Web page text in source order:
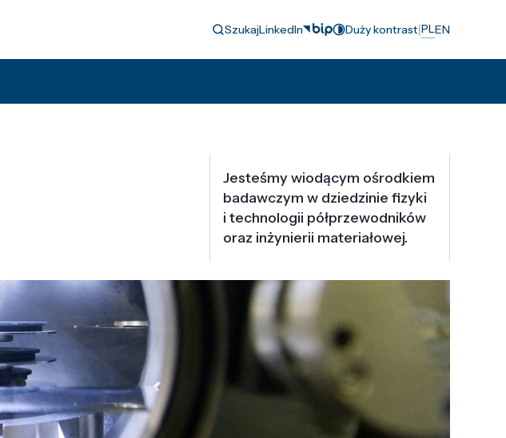
SzukajLinkedIn Duży kontrast|PLEN
Jesteśmy wiodącym ośrodkiem
badawczym w dziedzinie fizyki
i technologii półprzewodników
oraz inżynierii materiałowej.